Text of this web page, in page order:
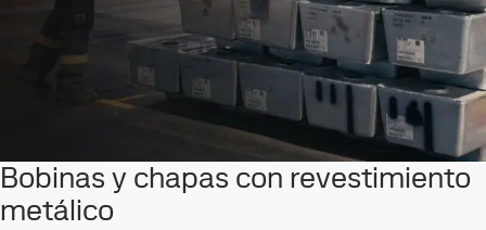
Bobinas y chapas con revestimiento
metálico